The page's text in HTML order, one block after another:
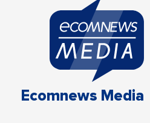
Ecomnews Media